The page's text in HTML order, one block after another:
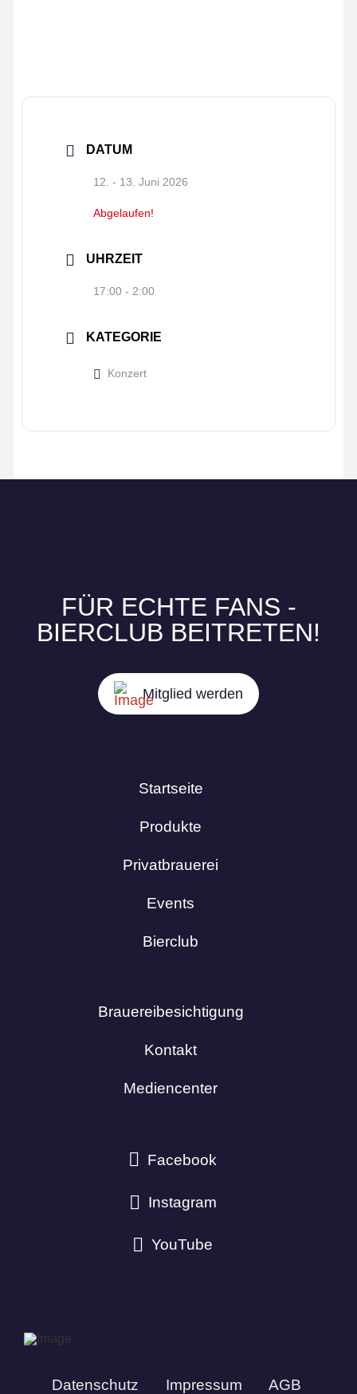
DATUM
12. - 13. Juni 2026
Abgelaufen!
UHRZEIT
17:00 - 2:00
KATEGORIE
Konzert
Startseite
Produkte
Privatbrauerei
Events
Bierclub
Brauereibesichtigung
Kontakt
Mediencenter
Facebook
Instagram
YouTube
Datenschutz Impressum AGB
FÜR ECHTE FANS -
BIERCLUB BEITRETEN!
Mitglied werden